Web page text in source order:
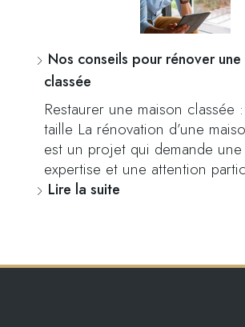
Nos conseils pour rénover une
classée
Restaurer une maison classée
taille La rénovation d’une
est un projet qui demande
expertise et une attention
Lire la suite